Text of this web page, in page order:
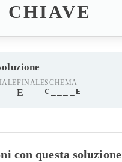
CHIAVE
FINALE
E
SCHEMA
C____E
con questa soluzione